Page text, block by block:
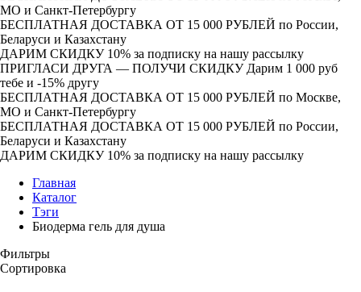
МО и Санкт-Петербургу
БЕСПЛАТНАЯ ДОСТАВКА ОТ 15 000 РУБЛЕЙ по России,
Беларуси и Казахстану
ДАРИМ СКИДКУ 10% за подписку на нашу рассылку
ПРИГЛАСИ ДРУГА — ПОЛУЧИ СКИДКУ Дарим 1 000 руб
тебе и -15% другу
БЕСПЛАТНАЯ ДОСТАВКА ОТ 15 000 РУБЛЕЙ по Москве,
МО и Санкт-Петербургу
БЕСПЛАТНАЯ ДОСТАВКА ОТ 15 000 РУБЛЕЙ по России,
Беларуси и Казахстану
ДАРИМ СКИДКУ 10% за подписку на нашу рассылку
Главная
Каталог
Тэги
Биодерма гель для душа
Фильтры
Сортировка